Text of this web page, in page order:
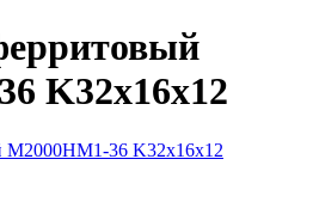
K32x16x12